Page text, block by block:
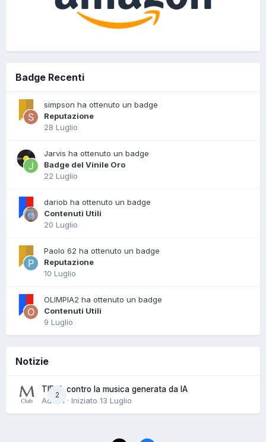
Badge Recenti
simpson ha ottenuto un badge
Reputazione
28 Luglio
Jarvis ha ottenuto un badge
Badge del Vinile Oro
22 Luglio
dariob ha ottenuto un badge
Contenuti Utili
20 Luglio
Paolo 62 ha ottenuto un badge
Reputazione
10 Luglio
OLIMPIA2 ha ottenuto un badge
Contenuti Utili
9 Luglio
Notizie
2
TIDAL contro la musica generata da IA
Admin · Iniziato 13 Luglio